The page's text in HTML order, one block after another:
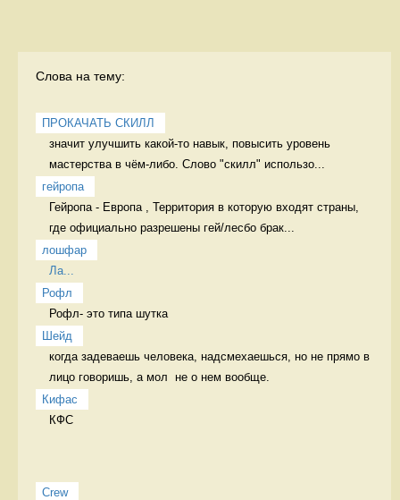
Слова на тему:
ПРОКАЧАТЬ СКИЛЛ
значит улучшить какой-то навык, повысить уровень
мастерства в чём-либо. Слово "скилл" использо...
гейропа
Гейропа - Европа , Территория в которую входят страны,
где официально разрешены гей/лесбо брак...
лошфар
Ла...
Рофл
Рофл- это типа шутка
Шейд
когда задеваешь человека, надсмехаешься, но не прямо в
лицо говоришь, а мол  не о нем вообще.
Кифас
КФС
Crew